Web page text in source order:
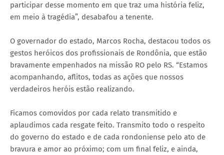
participar desse momento em que traz uma história feliz,
em meio à tragédia”, desabafou a tenente.
O governador do estado, Marcos Rocha, destacou todos os
gestos heróicos dos profissionais de Rondônia, que estão
bravamente empenhados na missão RO pelo RS. “Estamos
acompanhando, aflitos, todas as ações que nossos
verdadeiros heróis estão realizando.
Ficamos comovidos por cada relato transmitido e
aplaudimos cada resgate feito. Transmito todo o respeito
do governo do estado e de cada rondoniense pelo ato de
bravura e amor ao próximo; com um final feliz, e ainda,